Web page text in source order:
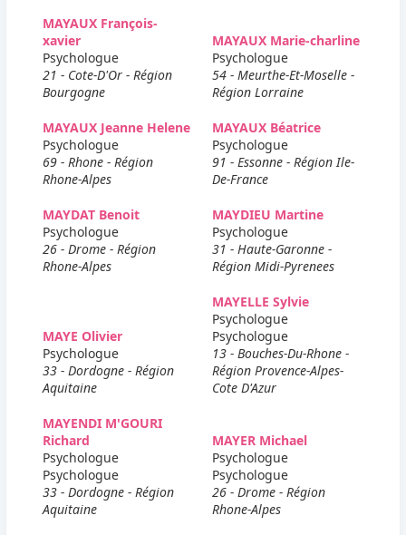
MAYAUX François-
xavier
Psychologue
21 - Cote-D'Or - Région
Bourgogne
MAYAUX Marie-charline
Psychologue
54 - Meurthe-Et-Moselle -
Région Lorraine
MAYAUX Jeanne Helene
Psychologue
69 - Rhone - Région
Rhone-Alpes
MAYAUX Béatrice
Psychologue
91 - Essonne - Région Ile-
De-France
MAYDAT Benoit
Psychologue
26 - Drome - Région
Rhone-Alpes
MAYDIEU Martine
Psychologue
31 - Haute-Garonne -
Région Midi-Pyrenees
MAYE Olivier
Psychologue
33 - Dordogne - Région
Aquitaine
MAYELLE Sylvie
Psychologue
Psychologue
13 - Bouches-Du-Rhone -
Région Provence-Alpes-
Cote D'Azur
MAYENDI M'GOURI
Richard
Psychologue
Psychologue
33 - Dordogne - Région
Aquitaine
MAYER Michael
Psychologue
Psychologue
26 - Drome - Région
Rhone-Alpes